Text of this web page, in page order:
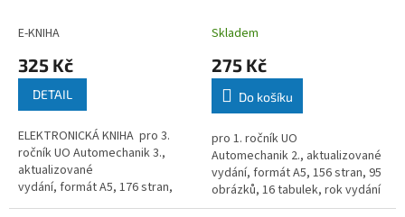
E-KNIHA
325 Kč
DETAIL
ELEKTRONICKÁ KNIHA pro 3.
ročník UO Automechanik 3.,
aktualizované
vydání, formát A5, 176 stran,
137 obrázků, 4 tabulky, rok
Skladem
275 Kč
Do košíku
pro 1. ročník UO
Automechanik 2., aktualizované
vydání, formát A5, 156 stran, 95
obrázků, 16 tabulek, rok vydání
2010